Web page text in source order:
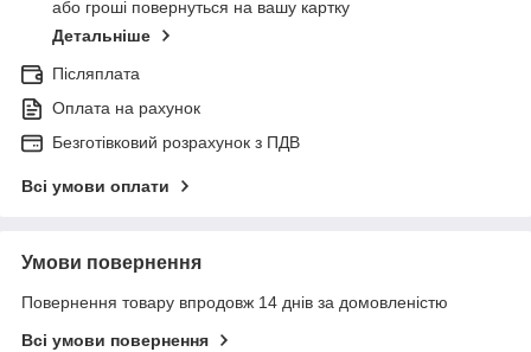
або гроші повернуться на вашу картку
Детальніше
Післяплата
Оплата на рахунок
Безготівковий розрахунок з ПДВ
Всі умови оплати
Умови повернення
Повернення товару впродовж 14 днів за домовленістю
Всі умови повернення